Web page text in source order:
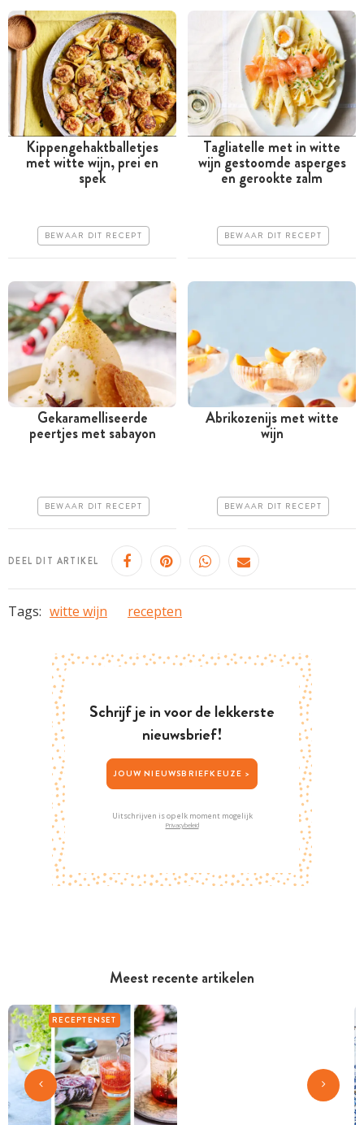
Meest recente artikelen
RECEPTENSET
Tussen 30 minuten en 1
Kippengehaktballetjes
met witte wijn, prei en
spek
BEWAAR DIT RECEPT
Tussen 30 minuten en 1
Tagliatelle met in witte
wijn gestoomde asperges
en gerookte zalm
BEWAAR DIT RECEPT
Meer dan 1 uur
Erg makkelijk
Gekaramelliseerde
peertjes met sabayon
BEWAAR DIT RECEPT
Tussen 30 minuten en 1
Abrikozenijs met witte
wijn
BEWAAR DIT RECEPT
DEEL DIT ARTIKEL
Tags: witte wijn recepten
Schrijf je in voor de lekkerste
nieuwsbrief!
JOUW NIEUWSBRIEFKEUZE >
Uitschrijven is op elk moment mogelijk
Privacybeleid